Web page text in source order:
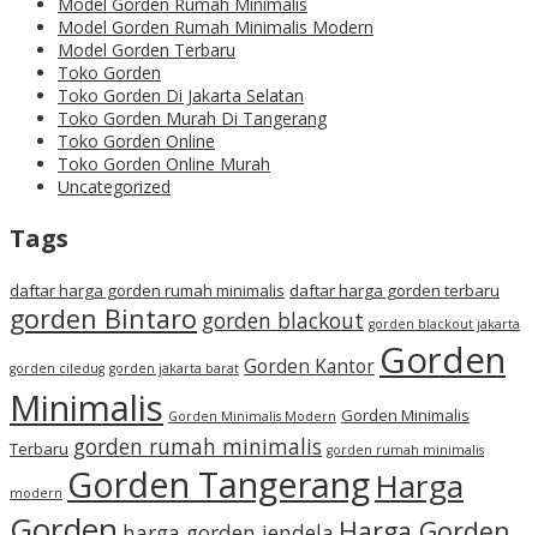
Model Gorden Rumah Minimalis
Model Gorden Rumah Minimalis Modern
Model Gorden Terbaru
Toko Gorden
Toko Gorden Di Jakarta Selatan
Toko Gorden Murah Di Tangerang
Toko Gorden Online
Toko Gorden Online Murah
Uncategorized
Tags
daftar harga gorden rumah minimalis daftar harga gorden terbaru
gorden Bintaro gorden blackout gorden blackout jakarta
gorden ciledug gorden jakarta barat Gorden Kantor Gorden
Minimalis Gorden Minimalis Modern Gorden Minimalis
Terbaru gorden rumah minimalis gorden rumah minimalis
modern Gorden TangerangHarga